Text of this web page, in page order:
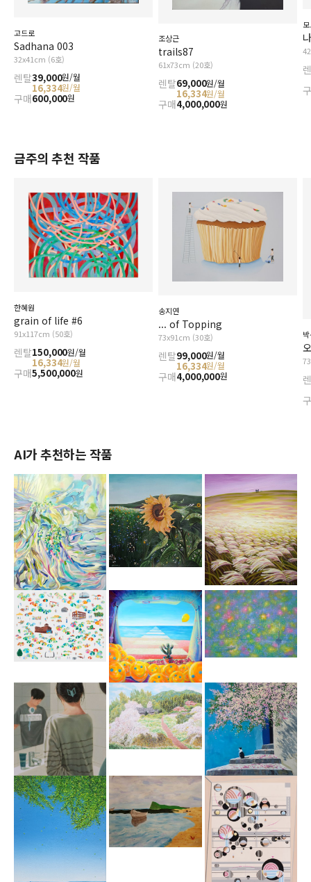
고드로
Sadhana 003
32x41cm (6호)
렌탈39,000원/월
16,334원/월
구매600,000원
조상근
trails87
61x73cm (20호)
렌탈69,000원/월
16,334원/월
구매4,000,000원
금주의 추천 작품
한혜원
grain of life #6
91x117cm (50호)
렌탈150,000원/월
16,334원/월
구매5,500,000원
송지연
... of Topping
73x91cm (30호)
렌탈99,000원/월
16,334원/월
구매4,000,000원
AI가 추천하는 작품